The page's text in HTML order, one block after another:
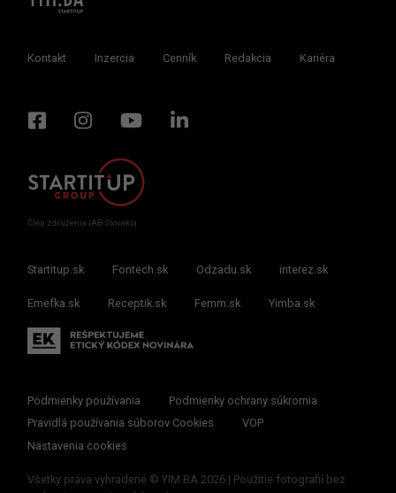
Kontakt Inzercia Cenník Redakcia Kariéra
Člen združenia IAB Slovakia
Startitup.sk Fontech.sk Odzadu.sk interez.sk
Emefka.sk Receptik.sk Femm.sk Yimba.sk
Podmienky používania
Podmienky ochrany súkromia
Pravidlá používania súborov Cookies
VOP
Nastavenia cookies
Všetky práva vyhradené © YIM.BA 2026 | Použitie fotografií bez